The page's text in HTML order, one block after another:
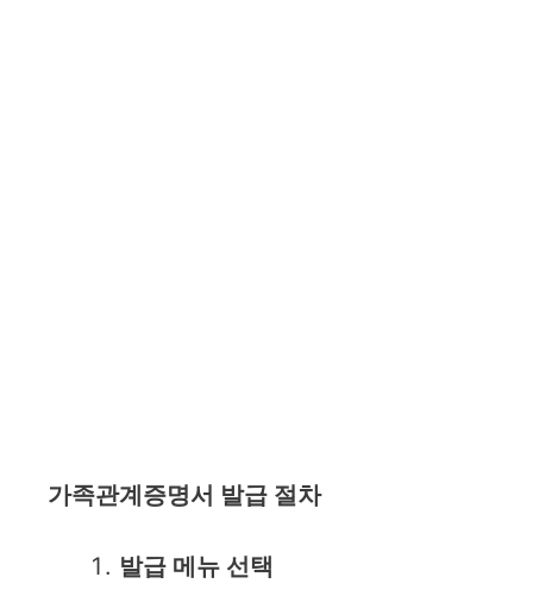
가족관계증명서 발급 절차
발급 메뉴 선택